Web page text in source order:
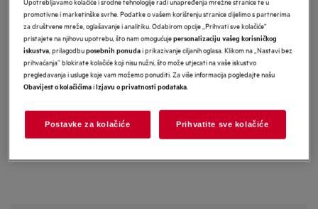
indukcijska ploča SaphirMatt® SE 60
cm
Informacijski list proizvoda
Sigurnosne upute i sigurnosna upozorenja prema EU regulativi
2023/988 navedeni su u poglavljima 1 i 2 korisničkog priručnika.
Za sigurno korištenje proizvoda pročitajte cijeli korisnički
promotivne i marketinške svrhe. Podatke o vašem korištenju stranice dijelimo s partnerima
za društvene mreže, oglašavanje i analitiku. Odabirom opcije „Prihvati sve kolačiće”
pristajete na njihovu upotrebu, što nam omogućujepersonalizaciju vašeg korisničkog
iskustva, prilagodbuposebnih ponudai prikazivanje ciljanih oglasa. Klikom na „Nastavi bez
prihvaćanja” blokirate kolačiće koji nisu nužni, što može utjecati na vaše iskustvo
pregledavanja i usluge koje vam možemo ponuditi. Za više informacija pogledajte našu
Obavijest o kolačićimaiIzjavu o privatnosti podataka.
Postavke za kolačiće Prihvatite sve kolačiće